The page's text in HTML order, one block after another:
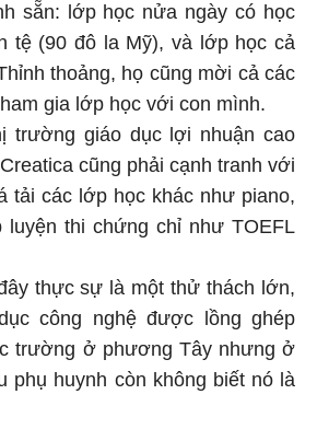
sẵn: lớp học nửa ngày có học
tệ (90 đô la Mỹ), và lớp học cả
thoảng, họ cũng mời cả các
gia lớp học với con mình.
trường giáo dục lợi nhuận cao
cũng phải cạnh tranh với
tải các lớp học khác như piano,
luyện thi chứng chỉ như TOEFL
thực sự là một thử thách lớn,
công nghệ được lồng ghép
trường ở phương Tây nhưng ở
phụ huynh còn không biết nó là